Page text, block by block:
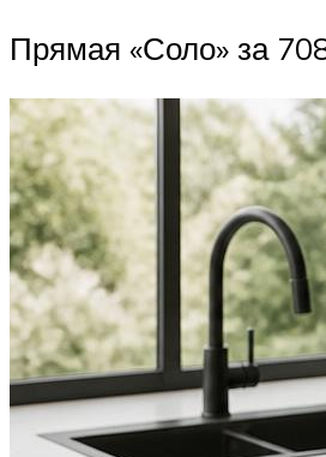
Прямая «Соло» за